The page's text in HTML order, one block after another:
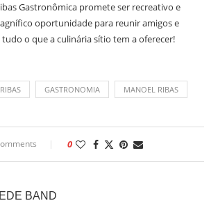
Gastronômica promete ser recreativo e
oportunidade para reunir amigos e
o que a culinária sítio tem a oferecer!
GASTRONOMIA MANOEL RIBAS
0
BAND